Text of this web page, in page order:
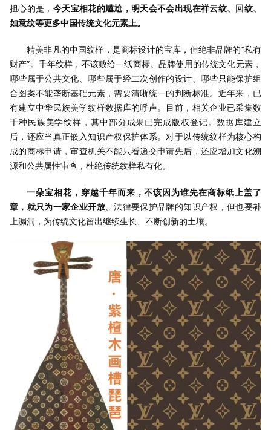
担心的是， 今天宝相花的尴尬，明天会不会出现在祥云纹、回纹、
如意纹等更多中国传统文化元素上。
精美非凡的中国纹样，是商标设计的宝库，但绝非品牌的“私有
财产”。千年纹样，不该败给一纸商标。品牌使用的传统文化元素，
哪些属于公共文化、哪些属于经二次创作的设计、哪些只能保护组
合图案不能垄断基础元素，需要清晰统一的判断标准。近年来，已
有建立中华民族美学纹样数据库的呼声。目前，相关企业已采集数
千种民族美学纹样，其中部分成果已完成版权登记。数据库建立
后，还应当真正嵌入知识产权保护体系。对于以传统纹样为核心构
成的商标申请，审查机关不能只看递交申请先后，还应增加文化溯
源和公共属性审查，杜绝传统纹样私有化。
一朵宝相花，穿越千年而来，不该因为谁先在商标纸上盖了
章，就只为一家企业开放。法律要保护品牌的知识产权，但也要补
上漏洞，为传统文化留出继续生长、不断创新的土壤。